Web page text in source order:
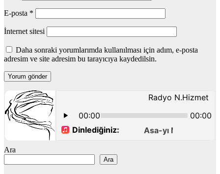
E-posta *
İnternet sitesi
Daha sonraki yorumlarımda kullanılması için adım, e-posta
adresim ve site adresim bu tarayıcıya kaydedilsin.
Ara
Ara